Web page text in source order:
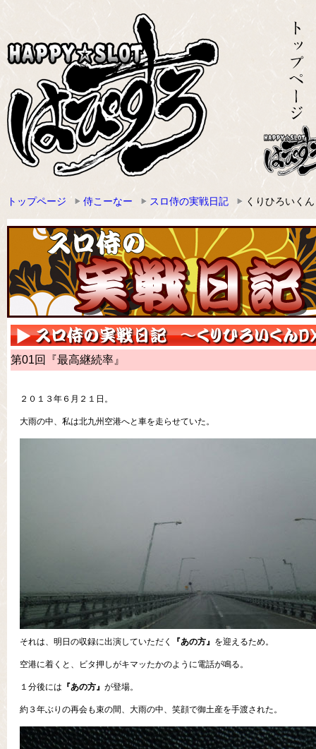
トップページ 侍こーなー スロ侍の実戦日記 くりひろいく
第01回『最高継続率』
２０１３年６月２１日。
大雨の中、私は北九州空港へと車を走らせていた。
それは、明日の収録に出演していただく 『あの方』 を迎えるため。
空港に着くと、ビタ押しがキマッたかのように電話が鳴る。
１分後には 『あの方』 が登場。
約３年ぶりの再会も束の間、大雨の中、笑顔で御土産を手渡された。